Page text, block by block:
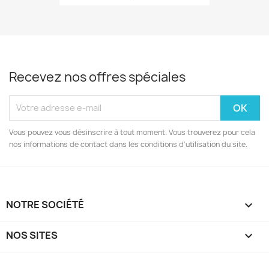
Recevez nos offres spéciales
Vous pouvez vous désinscrire à tout moment. Vous trouverez pour cela
nos informations de contact dans les conditions d'utilisation du site.
NOTRE SOCIÉTÉ 
NOS SITES 